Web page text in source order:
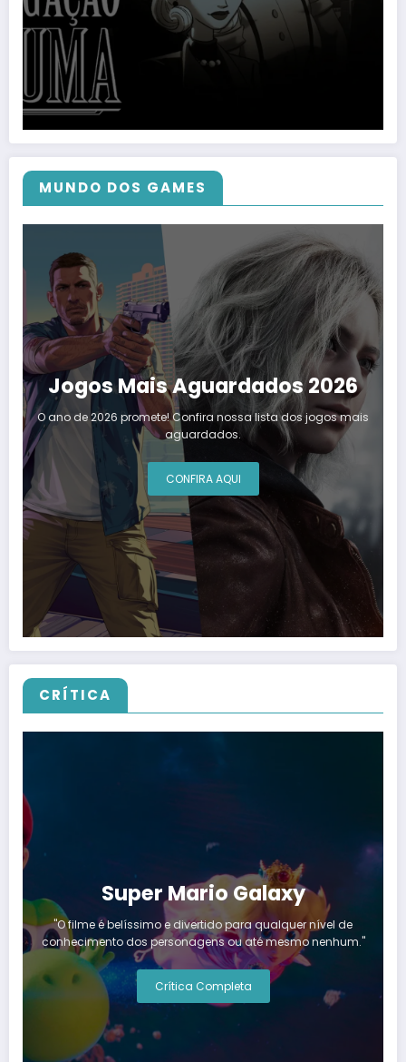
MUNDO DOS GAMES
Jogos Mais Aguardados 2026
O ano de 2026 promete! Confira nossa lista dos jogos mais
aguardados.
CONFIRA AQUI
CRÍTICA
Super Mario Galaxy
"O filme é belíssimo e divertido para qualquer nível de
conhecimento dos personagens ou até mesmo nenhum."
Crítica Completa